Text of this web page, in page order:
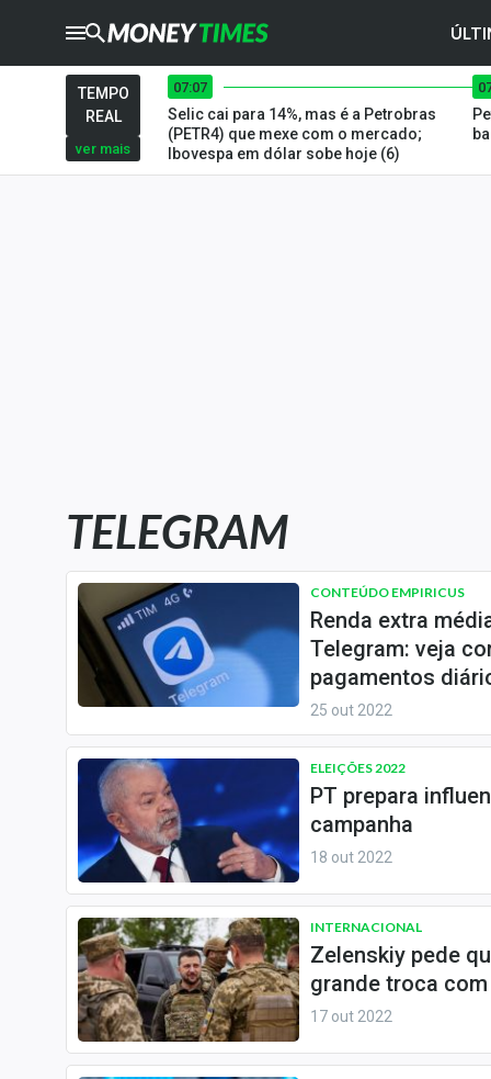
CRYPTOTIMES
TIMES
Ibovespa
Carteiras Recomendadas
Central de Dividendos
Central de Fundos
Imobiliários
Central dos IPOs
Renda Fixa
Finanças Pessoais
Mercados
Economia
Política
Money Trader
Colunas
Especiais
Internacional
Marketing
TEMPO
REAL
ver mais
07:07
Selic cai para 14%, mas é a Petrobras
(PETR4) que mexe com o mercado;
Ibovespa em dólar sobe hoje (6)
TELEGRAM
CONTEÚDO EMPIRICUS
Renda extra
Telegram: veja
pagamentos
25 out 2022
ELEIÇÕES 2022
PT prepara
campanha
18 out 2022
INTERNACIONAL
Zelenskiy pede
grande troca
17 out 2022